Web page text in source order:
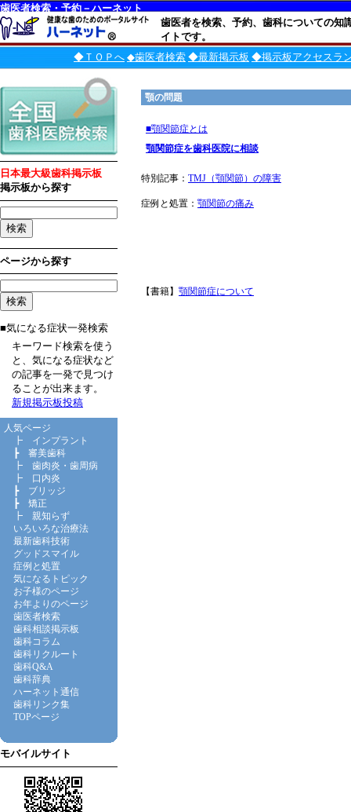
歯医者検索・予約－ハーネット
歯医者を検索、予約、歯科についての知
イトです。
◆ＴＯＰへ ◆歯医者検索 ◆最新掲示板 ◆掲示板アクセスラ
日本最大級歯科掲示板
掲示板から探す
ページから探す
■気になる症状一発検索
キーワード検索を使う
と、気になる症状など
の記事を一発で見つけ
ることが出来ます。
新規掲示板投稿
人気ページ
┣ インプラント
┣ 審美歯科
┣ 歯肉炎・歯周病
┣ 口内炎
┣ ブリッジ
┣ 矯正
┣ 親知らず
いろいろな治療法
最新歯科技術
グッドスマイル
症例と処置
気になるトピック
お子様のページ
お年よりのページ
歯医者検索
歯科相談掲示板
歯科コラム
歯科リクルート
歯科Q&A
歯科辞典
ハーネット通信
歯科リンク集
TOPページ
モバイルサイト
顎の問題
■顎関節症とは
顎関節症を歯科医院に相談
特別記事： TMJ（顎関節）の障害
症例と処置： 顎関節の痛み
【書籍】 顎関節症について